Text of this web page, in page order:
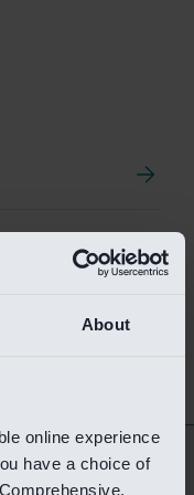
About
online experience
have a choice of